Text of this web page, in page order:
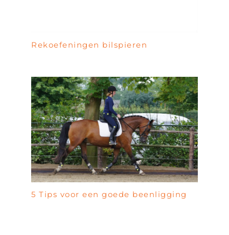
Rekoefeningen bilspieren
5 Tips voor een goede beenligging